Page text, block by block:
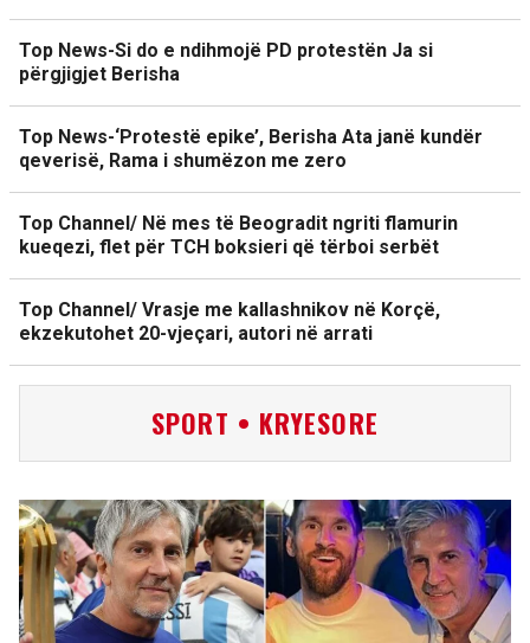
Top News-Si do e ndihmojë PD protestën Ja si
përgjigjet Berisha
Top News-‘Protestë epike’, Berisha Ata janë kundër
qeverisë, Rama i shumëzon me zero
Top Channel/ Në mes të Beogradit ngriti flamurin
kueqezi, flet për TCH boksieri që tërboi serbët
Top Channel/ Vrasje me kallashnikov në Korçë,
ekzekutohet 20-vjeçari, autori në arrati
SPORT • KRYESORE